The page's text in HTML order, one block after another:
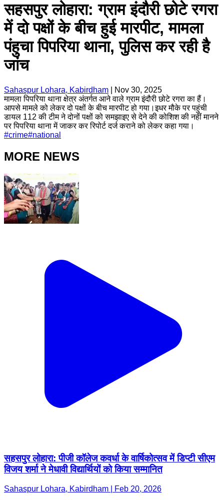
सहसपुर लोहारा: ग्राम इंदौरी छोटे रगरा
में दो पक्षों के बीच हुई मारपीट, मामला
पंहुचा पिपरिया थाना, पुलिस कर रही है
जांच
Sahaspur Lohara, Kabirdham
Nov 30, 2025
मामला पिपरिया थाना क्षेत्र अंतर्गत आने वाले ग्राम इंदौरी छोटे रगरा का हैं।
आपसे मामले को लेकर दो पक्षों के बीच मारपीट हो गया।इधर मौके पर पहुंची
डायल 112 की टीम ने दोनों पक्षों को समझाइए से देने की कोशिश की नहीं मानने
पर पिपरिया थाना में जाकर कर रिपोर्ट दर्ज कराने को लेकर कहा गया।
#crime#national
MORE NEWS
सहसपुर लोहारा: पीजी कॉलेज कवर्धा के वार्षिकोत्सव में डिप्टी सीएम
विजय शर्मा ने मेधावी विद्यार्थियों को किया सम्मानित
Sahaspur Lohara, Kabirdham | Feb 20, 2026